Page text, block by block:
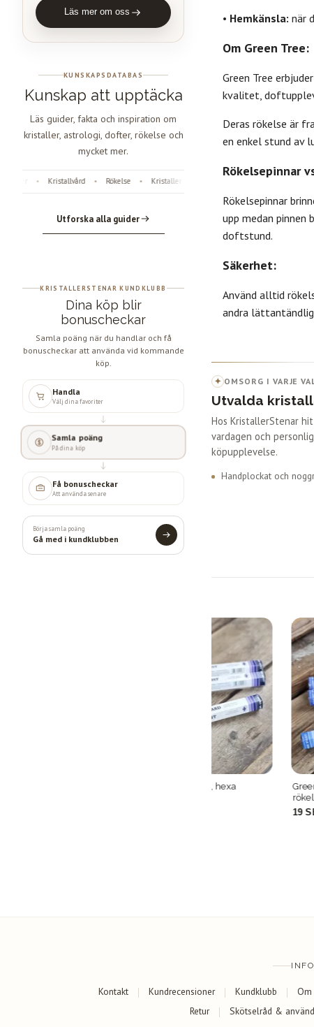
Läs mer om oss
KUNSKAPSDATABAS
Kunskap att upptäcka
Läs guider, fakta och inspiration om
kristaller, astrologi, dofter, rökelse och
mycket mer.
Kristallvård • Rökelse • Kristaller •
Utforska alla guider
KRISTALLERSTENAR KUNDKLUBB
Dina köp blir
bonuscheckar
Samla poäng när du handlar och få
bonuscheckar att använda vid kommande
köp.
Handla
Välj dina favoriter
Samla poäng
På dina köp
Få bonuscheckar
Att använda senare
Börja samla poäng
Gå med i kundklubben
• Hemkänsla: när
Om Green Tree:
Green Tree
kvalitet,
Deras rökelse är
en enkel stund av
Rökelsepinnar
Rökelsepinnar
upp medan pinnen
doftstund.
Säkerhet:
Använd alltid
andra
✦ OMSORG I VARJE
Utvalda
Hos KristallerStenar
vardagen och
köpupplevelse.
Handplockat och
Green Tree - Little
Kontakt Kundrecensioner Kundklubb Om
Retur
Skötselråd &